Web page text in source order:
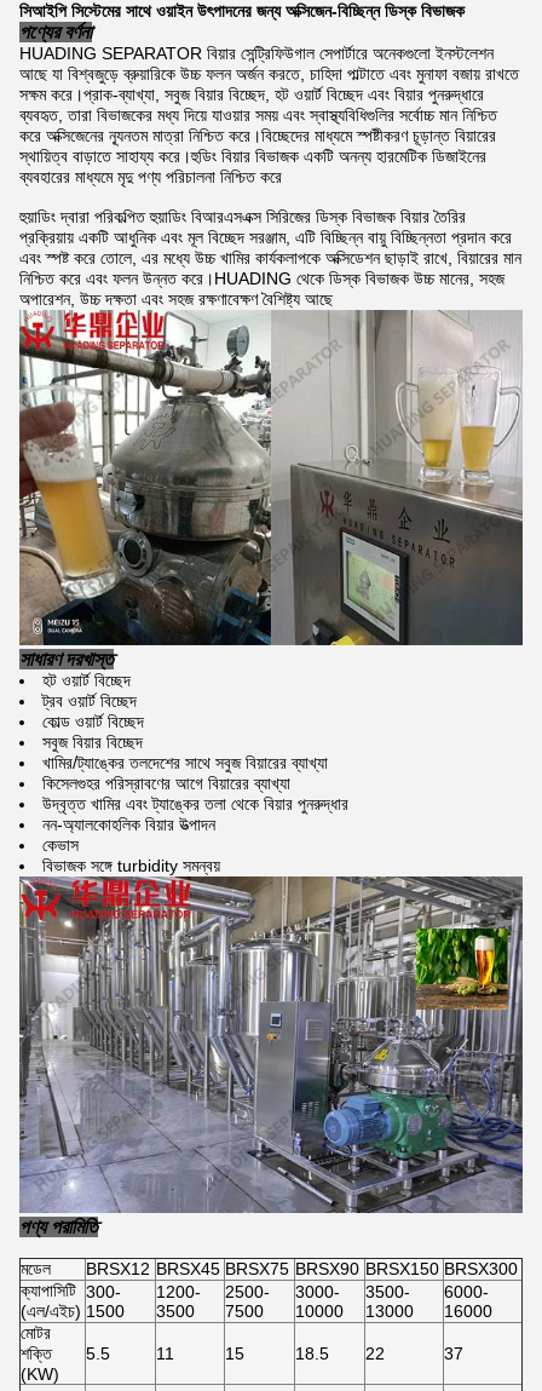
সিআইপি সিস্টেমের সাথে ওয়াইন উৎপাদনের জন্য অক্সিজেন-বিচ্ছিন্ন ডিস্ক বিভাজক
পণ্যের বর্ণনা
HUADING SEPARATOR বিয়ার সেন্ট্রিফিউগাল সেপার্টারে অনেকগুলো ইনস্টলেশন
আছে যা বিশ্বজুড়ে ব্রুয়ারিকে উচ্চ ফলন অর্জন করতে, চাহিদা পাল্টাতে এবং মুনাফা বজায় রাখতে
সক্ষম করে।প্রাক-ব্যাখ্যা, সবুজ বিয়ার বিচ্ছেদ, হট ওয়ার্ট বিচ্ছেদ এবং বিয়ার পুনরুদ্ধারে
ব্যবহৃত, তারা বিভাজকের মধ্য দিয়ে যাওয়ার সময় এবং স্বাস্থ্যবিধিগুলির সর্বোচ্চ মান নিশ্চিত
করে অক্সিজেনের ন্যূনতম মাত্রা নিশ্চিত করে।বিচ্ছেদের মাধ্যমে স্পষ্টীকরণ চূড়ান্ত বিয়ারের
স্থায়িত্ব বাড়াতে সাহায্য করে।হুডিং বিয়ার বিভাজক একটি অনন্য হারমেটিক ডিজাইনের
ব্যবহারের মাধ্যমে মৃদু পণ্য পরিচালনা নিশ্চিত করে
হুয়াডিং দ্বারা পরিকল্পিত হুয়াডিং বিআরএসএক্স সিরিজের ডিস্ক বিভাজক বিয়ার তৈরির
প্রক্রিয়ায় একটি আধুনিক এবং মূল বিচ্ছেদ সরঞ্জাম, এটি বিচ্ছিন্ন বায়ু বিচ্ছিন্নতা প্রদান করে
এবং স্পষ্ট করে তোলে, এর মধ্যে উচ্চ খামির কার্যকলাপকে অক্সিডেশন ছাড়াই রাখে, বিয়ারের মান
নিশ্চিত করে এবং ফলন উন্নত করে।HUADING থেকে ডিস্ক বিভাজক উচ্চ মানের, সহজ
অপারেশন, উচ্চ দক্ষতা এবং সহজ রক্ষণাবেক্ষণ বৈশিষ্ট্য আছে
সাধারণ দরখাস্ত
হট ওয়ার্ট বিচ্ছেদ
ট্রব ওয়ার্ট বিচ্ছেদ
কোল্ড ওয়ার্ট বিচ্ছেদ
সবুজ বিয়ার বিচ্ছেদ
খামির/ট্যাঙ্কের তলদেশের সাথে সবুজ বিয়ারের ব্যাখ্যা
কিসেলগুহর পরিস্রাবণের আগে বিয়ারের ব্যাখ্যা
উদ্বৃত্ত খামির এবং ট্যাঙ্কের তলা থেকে বিয়ার পুনরুদ্ধার
নন-অ্যালকোহলিক বিয়ার উত্পাদন
কেভাস
বিভাজক সঙ্গে turbidity সমন্বয়
পণ্য পরামিতি
মডেল BRSX12 BRSX45 BRSX75 BRSX90 BRSX150 BRSX300
ক্যাপাসিটি
(এল/এইচ)
300-
1500
1200-
3500
2500-
7500
3000-
10000
3500-
13000
6000-
16000
মোটর
শক্তি
(KW)
5.5 11 15 18.5 22 37